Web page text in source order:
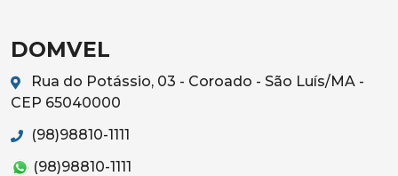
DOMVEL
Rua do Potássio, 03 - Coroado - São Luís/MA -
CEP 65040000
(98)98810-1111
(98)98810-1111